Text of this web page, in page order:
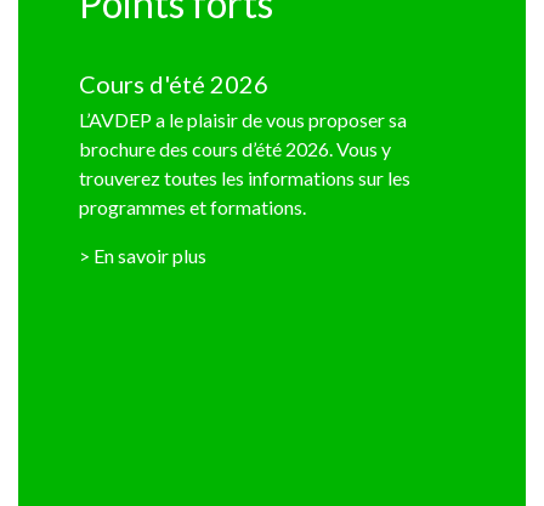
Cours d'été 2026
L’AVDEP a le plaisir de vous proposer sa
brochure des cours d’été 2026. Vous y
trouverez toutes les informations sur les
programmes et formations.
> En savoir plus